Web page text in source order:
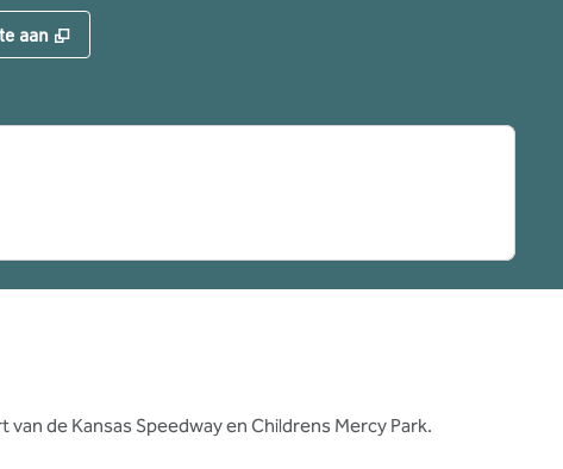
aan ,
de Kansas Speedway en Childrens Mercy Park.